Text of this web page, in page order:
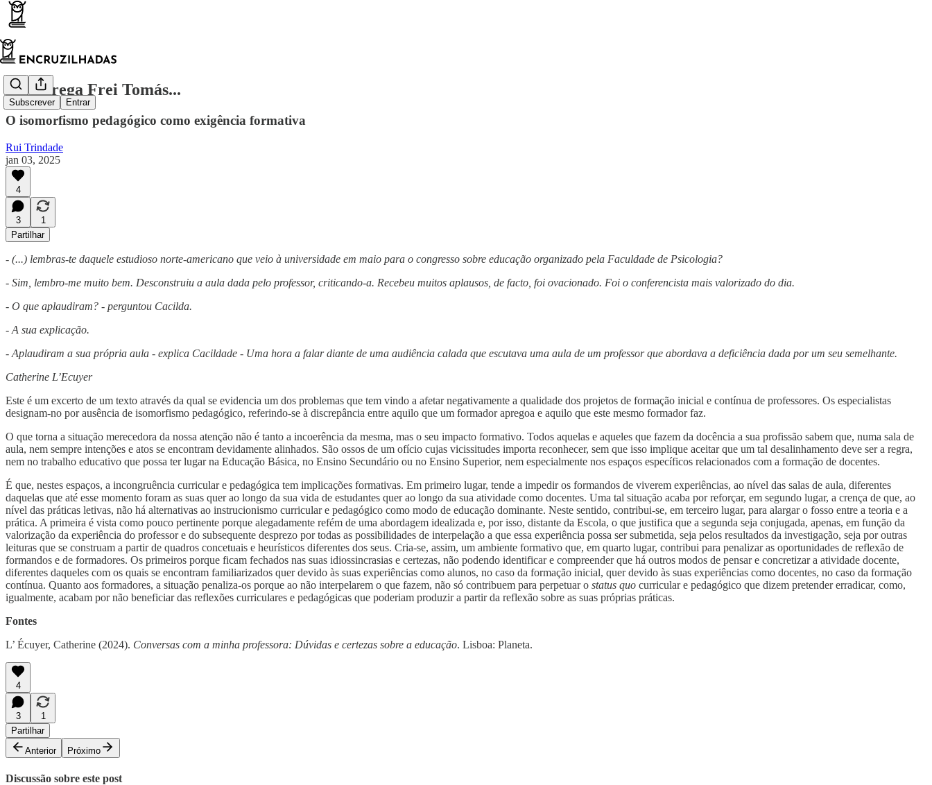
Subscrever Entrar
Bem prega Frei Tomás...
O isomorfismo pedagógico como exigência formativa
Rui Trindade
jan 03, 2025
4
3
1
Partilhar
- (...) lembras-te daquele estudioso norte-americano que veio à universidade em maio para o congresso sobre educação organizado pela Faculdade de Psicologia?
- Sim, lembro-me muito bem. Desconstruiu a aula dada pelo professor, criticando-a. Recebeu muitos aplausos, de facto, foi ovacionado. Foi o conferencista mais valorizado do dia.
- O que aplaudiram? - perguntou Cacilda.
- A sua explicação.
- Aplaudiram a sua própria aula - explica Cacildade - Uma hora a falar diante de uma audiência calada que escutava uma aula de um professor que abordava a deficiência dada por um seu semelhante.
Catherine L’Ecuyer
Este é um excerto de um texto através da qual se evidencia um dos problemas que tem vindo a afetar negativamente a qualidade dos projetos de formação inicial e contínua de professores. Os especialistas
designam-no por ausência de isomorfismo pedagógico, referindo-se à discrepância entre aquilo que um formador apregoa e aquilo que este mesmo formador faz.
O que torna a situação merecedora da nossa atenção não é tanto a incoerência da mesma, mas o seu impacto formativo. Todos aquelas e aqueles que fazem da docência a sua profissão sabem que, numa sala de
aula, nem sempre intenções e atos se encontram devidamente alinhados. São ossos de um ofício cujas vicissitudes importa reconhecer, sem que isso implique aceitar que um tal desalinhamento deve ser a regra,
nem no trabalho educativo que possa ter lugar na Educação Básica, no Ensino Secundário ou no Ensino Superior, nem especialmente nos espaços específicos relacionados com a formação de docentes.
É que, nestes espaços, a incongruência curricular e pedagógica tem implicações formativas. Em primeiro lugar, tende a impedir os formandos de viverem experiências, ao nível das salas de aula, diferentes
daquelas que até esse momento foram as suas quer ao longo da sua vida de estudantes quer ao longo da sua atividade como docentes. Uma tal situação acaba por reforçar, em segundo lugar, a crença de que, ao
nível das práticas letivas, não há alternativas ao instrucionismo curricular e pedagógico como modo de educação dominante. Neste sentido, contribui-se, em terceiro lugar, para alargar o fosso entre a teoria e a
prática. A primeira é vista como pouco pertinente porque alegadamente refém de uma abordagem idealizada e, por isso, distante da Escola, o que justifica que a segunda seja conjugada, apenas, em função da
valorização da experiência do professor e do subsequente desprezo por todas as possibilidades de interpelação a que essa experiência possa ser submetida, seja pelos resultados da investigação, seja por outras
leituras que se construam a partir de quadros concetuais e heurísticos diferentes dos seus. Cria-se, assim, um ambiente formativo que, em quarto lugar, contribui para penalizar as oportunidades de reflexão de
formandos e de formadores. Os primeiros porque ficam fechados nas suas idiossincrasias e certezas, não podendo identificar e compreender que há outros modos de pensar e concretizar a atividade docente,
diferentes daqueles com os quais se encontram familiarizados quer devido às suas experiências como alunos, no caso da formação inicial, quer devido às suas experiências como docentes, no caso da formação
contínua. Quanto aos formadores, a situação penaliza-os porque ao não interpelarem o que fazem, não só contribuem para perpetuar o status quo curricular e pedagógico que dizem pretender erradicar, como,
igualmente, acabam por não beneficiar das reflexões curriculares e pedagógicas que poderiam produzir a partir da reflexão sobre as suas próprias práticas.
Fontes
L’ Écuyer, Catherine (2024). Conversas com a minha professora: Dúvidas e certezas sobre a educação. Lisboa: Planeta.
4
3
1
Partilhar
Anterior
Próximo
Discussão sobre este post